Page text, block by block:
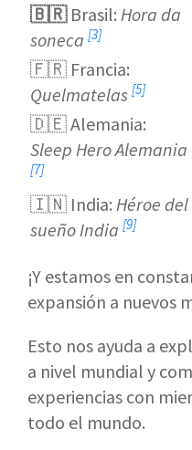
🇧🇷 Brasil: Hora da
soneca [3]
🇫🇷 Francia:
Quelmatelas [5]
🇩🇪 Alemania:
Sleep Hero Alemania
[7]
🇮🇳 India: Héroe del
sueño India [9]
¡Y estamos en
expansión a nuevos
Esto nos ayuda a
a nivel mundial y
experiencias con
todo el mundo.